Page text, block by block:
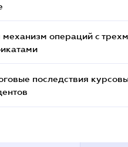
механизм операций с
последствия